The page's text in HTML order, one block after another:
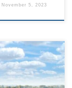
November 5, 2023